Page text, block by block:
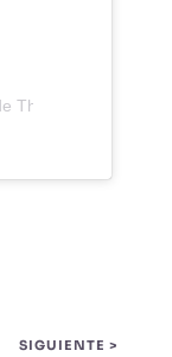
The Pact
SIGUIENTE >